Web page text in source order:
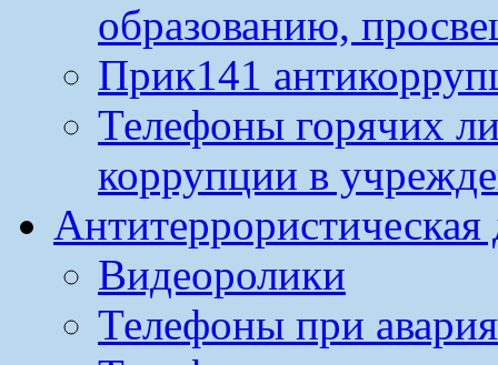
образованию,
Прик141
Телефоны горячих
коррупции в
Антитеррористическая
Видеоролики
Телефоны при